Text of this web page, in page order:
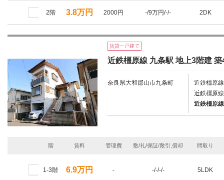
2階 3.8万円 2000円 -/9万円/-/- 2DK
賃貸一戸建て
近鉄橿原線 九条駅 地上3階建 築
奈良県大和郡山市九条町
近鉄橿原
近鉄橿原
近鉄橿原
階 賃料 管理費 敷/礼/保証/敷引,償却 間取り
1-3階 6.9万円 - -/-/-/- 5LDK